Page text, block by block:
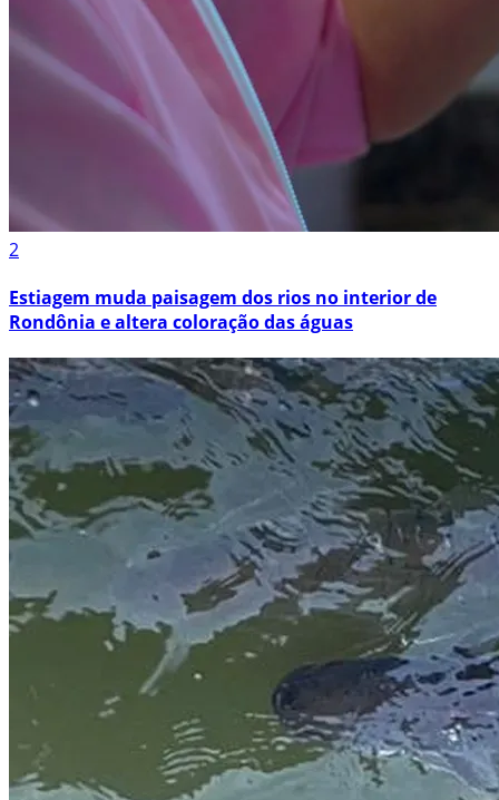
2
Estiagem muda paisagem dos rios no interior de
Rondônia e altera coloração das águas